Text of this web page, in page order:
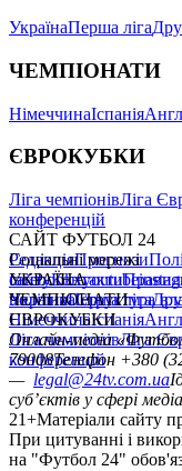
УкраїнаПерша ліга
ЧЕМПІОНАТИ
НімеччинаІспанія
ЄВРОКУБКИ
Ліга чемпіонівЛіга
конференцій
САЙТ ФУТБОЛ 24
РедакціяПрогнози
сайтуКонтакти
політикаСтруктура
Соціальні мережі
facebookxyoutube
УКРАЇНА
УкраїнаПерша ліга
ЧЕМПІОНАТИ
НімеччинаІспанія
ЄВРОКУБКИ
Ліга чемпіонівЛіга
конференцій
Онлайн-медіа
79008Телефон +380
— legal@24tv.com.ua
суб’єктів у сфері
21+Матеріали сайту
При цитуванні і
на "Футбол 24"